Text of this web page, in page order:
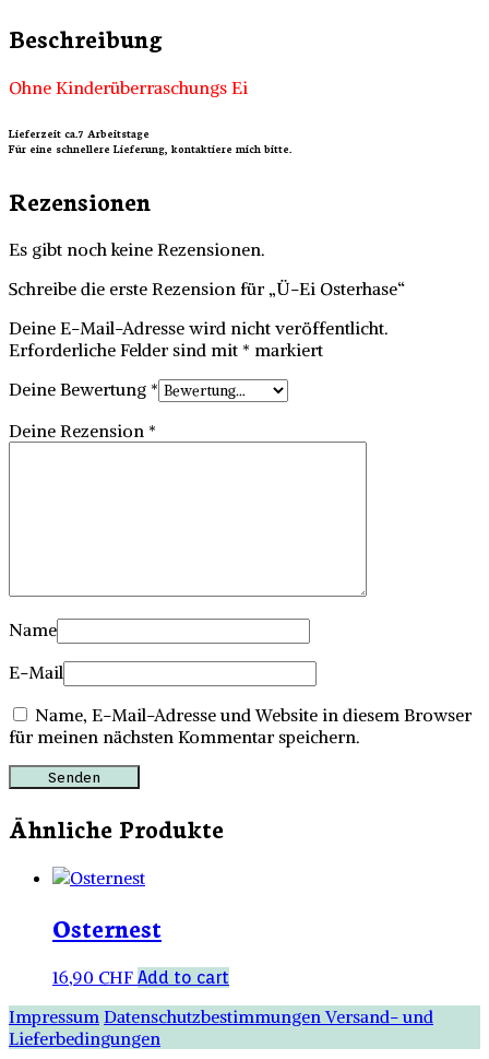
Beschreibung
Ohne Kinderüberraschungs Ei
Lieferzeit ca.7 Arbeitstage
Für eine schnellere Lieferung, kontaktiere mich bitte.
Rezensionen
Es gibt noch keine Rezensionen.
Schreibe die erste Rezension für „Ü-Ei Osterhase“
Deine E-Mail-Adresse wird nicht veröffentlicht.
Erforderliche Felder sind mit * markiert
Deine Bewertung *
Deine Rezension *
Name
E-Mail
Name, E-Mail-Adresse und Website in diesem Browser
für meinen nächsten Kommentar speichern.
Ähnliche Produkte
Osternest
16,90 CHF Add to cart
Impressum DatenschutzbestimmungenVersand- und
Lieferbedingungen